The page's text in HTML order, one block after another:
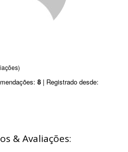
8 | Registrado desde:
& Avaliações: